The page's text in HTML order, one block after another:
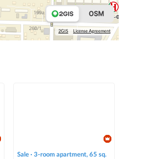
2GIS License Agreement
Sale · 3-room apartment, 65 sq.